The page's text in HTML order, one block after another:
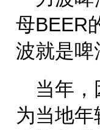
母BEER
波就是啤
当年
为当地